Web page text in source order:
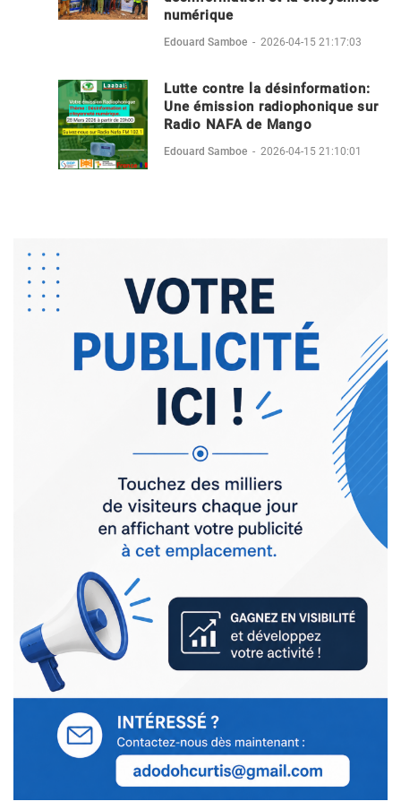
numérique
Edouard Samboe - 2026-04-15 21:17:03
Lutte contre la désinformation:
Une émission radiophonique sur
Radio NAFA de Mango
Edouard Samboe - 2026-04-15 21:10:01